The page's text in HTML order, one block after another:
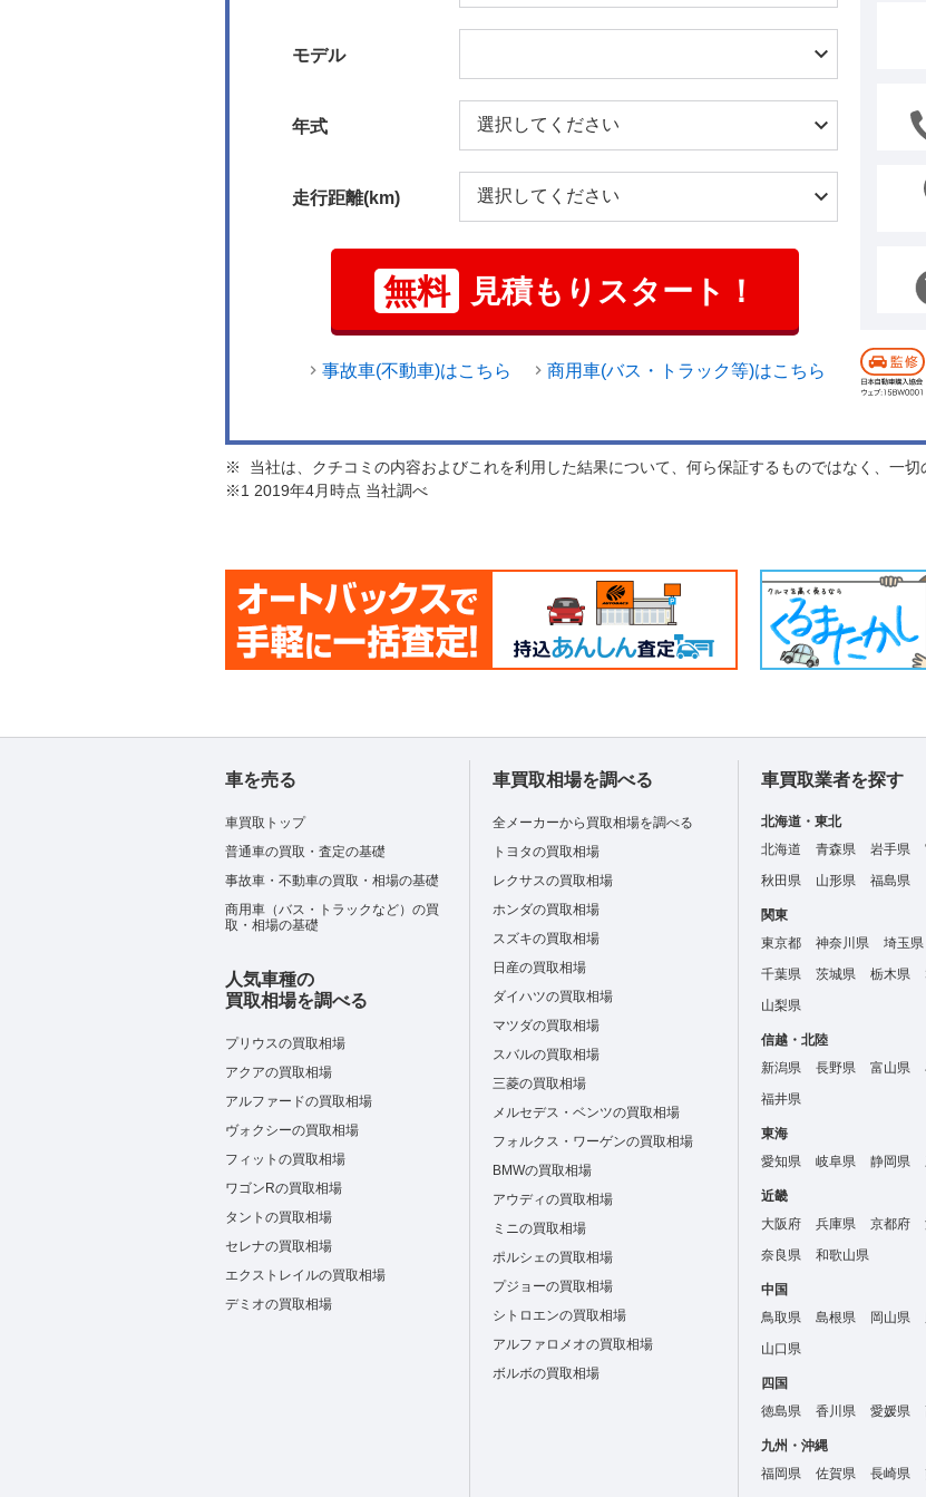
モデル
年式
走行距離(km)
無料 見積もりスタート！
事故車(不動車)はこちら 商用車(バス・トラック等)はこちら
※ 当社は、クチコミの内容およびこれを利用した結果について、何ら保証するものではなく、一切
※1 2019年4月時点 当社調べ
車を売る
車買取トップ
普通車の買取・査定の基礎
事故車・不動車の買取・相場の基礎
商用車（バス・トラックなど）の買
取・相場の基礎
人気車種の
買取相場を調べる
プリウスの買取相場
アクアの買取相場
アルファードの買取相場
ヴォクシーの買取相場
フィットの買取相場
ワゴンRの買取相場
タントの買取相場
セレナの買取相場
エクストレイルの買取相場
デミオの買取相場
車買取相場を調べる
全メーカーから買取相場を調べる
トヨタの買取相場
レクサスの買取相場
ホンダの買取相場
スズキの買取相場
日産の買取相場
ダイハツの買取相場
マツダの買取相場
スバルの買取相場
三菱の買取相場
メルセデス・ベンツの買取相場
フォルクス・ワーゲンの買取相場
BMWの買取相場
アウディの買取相場
ミニの買取相場
ポルシェの買取相場
プジョーの買取相場
シトロエンの買取相場
アルファロメオの買取相場
ボルボの買取相場
車買取業者を探す
北海道・東北
北海道
青森県 岩手県
秋田県
山形県 福島県
関東
東京都
神奈川県
埼玉県
千葉県
茨城県 栃木県
山梨県
信越・北陸
新潟県
長野県 富山県
福井県
東海
愛知県
岐阜県 静岡県
近畿
大阪府
兵庫県 京都府
奈良県
和歌山県
中国
鳥取県
島根県 岡山県
山口県
四国
徳島県
香川県 愛媛県
九州・沖縄
福岡県
佐賀県 長崎県